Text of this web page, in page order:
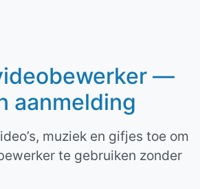
—
aanmelding
muziek en gifjes toe om
te gebruiken zonder